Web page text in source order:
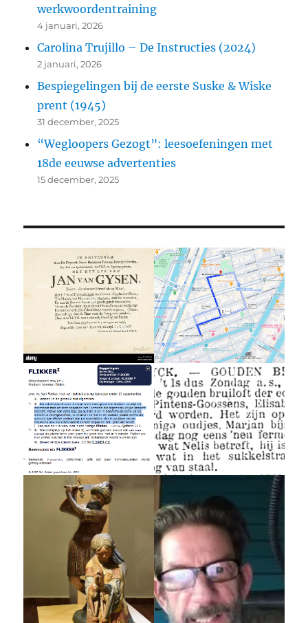
werkwoordentraining
4 januari, 2026
Carolina Trujillo – De Instructies (2024)
2 januari, 2026
Bespiegelingen bij de eerste Suske & Wiske
prent (1945)
31 december, 2025
“Wegloopers Gezogt”: leesoefeningen met
18de eeuwse advertenties
15 december, 2025